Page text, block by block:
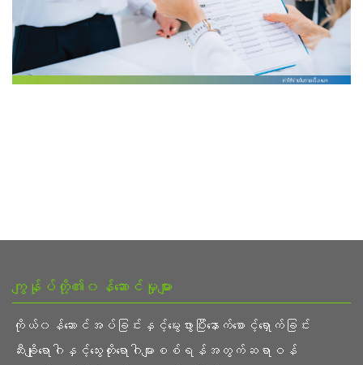
ကျွန်ုပ်တို့၏၀န်ဆောင်မှုများ
ကိုယ်၀န်ဆောင်အပ်ခြင်းနှင့်မွေးဖွားပြီးနောက်စောင့်ရှောက်ခြင်း
ဆီးချိုရောဂါနှင့်သွေးတိုးရောဂါများစစ်ရန်အတွက်ဆရာဝန်